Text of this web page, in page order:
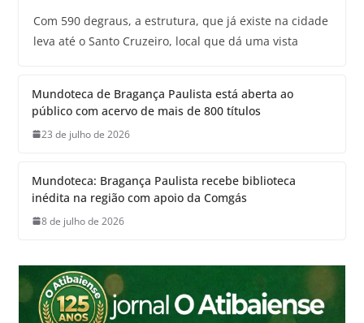
Com 590 degraus, a estrutura, que já existe na cidade
leva até o Santo Cruzeiro, local que dá uma vista
Mundoteca de Bragança Paulista está aberta ao
público com acervo de mais de 800 títulos
23 de julho de 2026
Mundoteca: Bragança Paulista recebe biblioteca
inédita na região com apoio da Comgás
8 de julho de 2026